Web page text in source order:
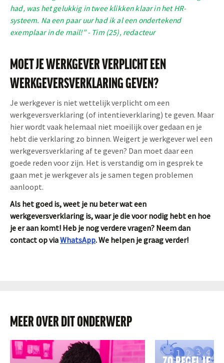
had, was het gelukkig in twee klikken klaar in het HR-
systeem. Na een paar uur had ik al een ondertekend
exemplaar in de mail!” - Tim (25), redacteur
MOET JE WERKGEVER VERPLICHT EEN
WERKGEVERSVERKLARING GEVEN?
Je werkgever is niet wettelijk verplicht om een
werkgeversverklaring (of intentieverklaring) te geven. Maar
hier wordt vaak helemaal niet moeilijk over gedaan en je
hebt die verklaring zo binnen. Weigert je werkgever wel een
werkgeversverklaring af te geven? Dan moet daar een
goede reden voor zijn. Het is verstandig om in gesprek te
gaan met je werkgever als je samen tegen problemen
aanloopt.
Als het goed is, weet je nu beter wat een
werkgeversverklaring is, waar je die voor nodig hebt en hoe
je er aan komt! Heb je nog verdere vragen? Neem dan
contact op viaWhatsApp. We helpen je graag verder!
MEER OVER DIT ONDERWERP